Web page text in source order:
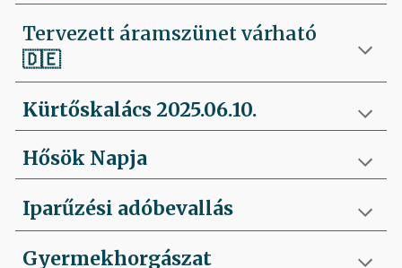
Tervezett áramszünet várható
🇩🇪
Kürtőskalács 2025.06.10.
Hősök Napja
Iparűzési adóbevallás
Gyermekhorgászat